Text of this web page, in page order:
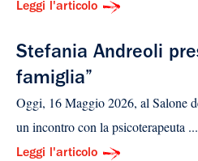
Leggi l'articolo
Stefania Andreoli
famiglia”
Oggi, 16 Maggio 2026, al Salone
un incontro con la psicoterapeuta ...
Leggi l'articolo